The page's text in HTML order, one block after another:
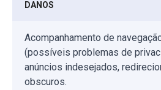
DANOS
Acompanhamento de
(possíveis problemas de
anúncios indesejados,
obscuros.